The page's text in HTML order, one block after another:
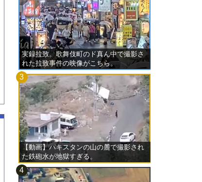
実録拉致。歌舞伎町のド真ん中で撮影さ
れた拉致事件の映像がこちら。
【動画】パキスタンの山の麓で撮影され
た鉄砲水が地獄すぎる。